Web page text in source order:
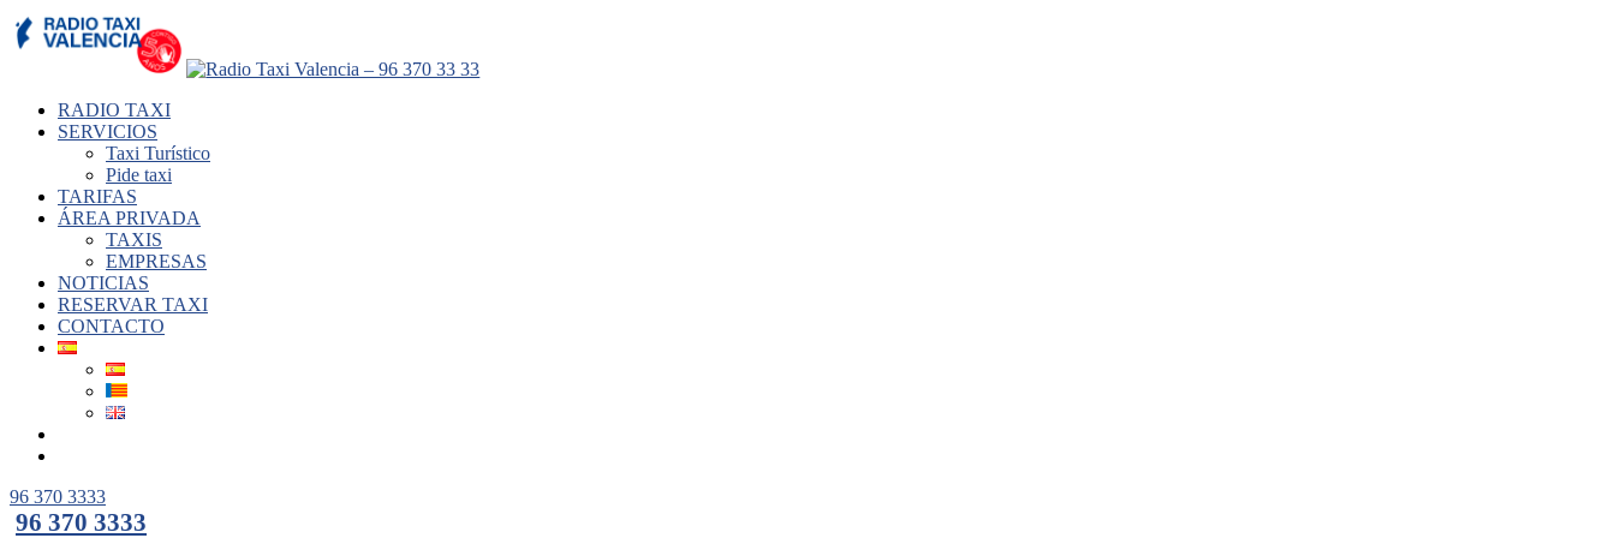
RADIO TAXI
SERVICIOS
Taxi Turístico
Pide taxi
TARIFAS
ÁREA PRIVADA
TAXIS
EMPRESAS
NOTICIAS
RESERVAR TAXI
CONTACTO
96 370 3333
96 370 3333